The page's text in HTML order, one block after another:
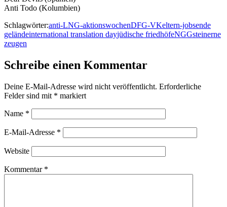
Anti Todo (Kolumbien)
Schlagwörter:anti-LNG-aktionswochenDFG-VKeltern-jobsende
geländeinternational translation dayjüdische friedhöfeNGGsteinerne
zeugen
Schreibe einen Kommentar
Deine E-Mail-Adresse wird nicht veröffentlicht. Erforderliche
Felder sind mit * markiert
Name *
E-Mail-Adresse *
Website
Kommentar *